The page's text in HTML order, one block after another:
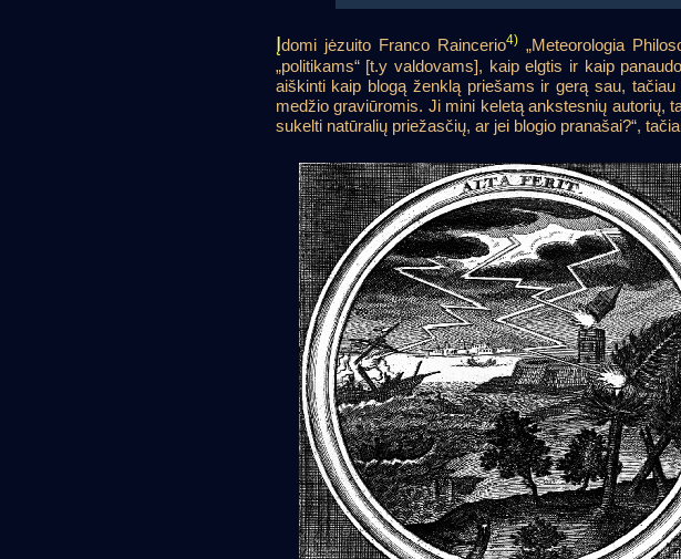
Įdomi jėzuito Franco Raincerio4)„Meteorologia
„politikams“ [t.y valdovams], kaip elgtis ir kaip
aiškinti kaip blogą ženklą priešams ir gerą sau,
medžio graviūromis. Ji mini keletą ankstesnių autorių,
sukelti natūralių priežasčių, ar jei blogio pranašai?“,